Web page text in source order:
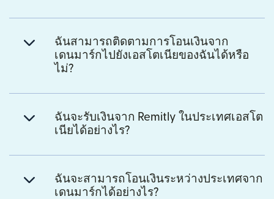
ฉันสามารถติดตามการโอนเงินจาก
เดนมาร์กไปยังเอสโตเนียของฉันได้หรือ
ไม่?
ฉันจะรับเงินจาก Remitly ในประเทศเอสโต
เนียได้อย่างไร?
ฉันจะสามารถโอนเงินระหว่างประเทศจาก
เดนมาร์กได้อย่างไร?